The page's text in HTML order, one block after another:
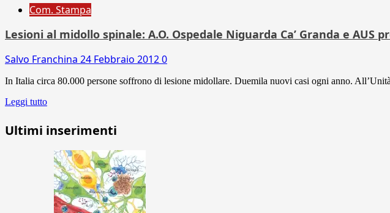
Com. Stampa
Lesioni al midollo spinale: A.O. Ospedale Niguarda Ca’ Granda e
Salvo Franchina 24 Febbraio 20120
In Italia circa 80.000 persone soffrono di lesione midollare. Duemila nuovi casi ogni anno.
Leggi tutto
Ultimi inserimenti